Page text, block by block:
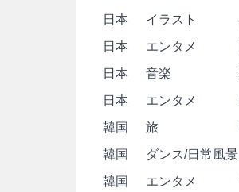
日本
イラスト
日本
エンタメ
日本
音楽
日本
エンタメ
韓国
旅
韓国
ダンス/日常風景
韓国
エンタメ